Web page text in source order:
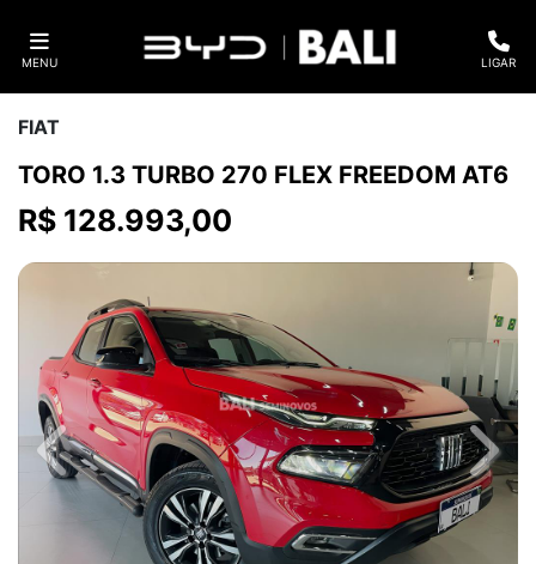
MENU LIGAR
FIAT
TORO 1.3 TURBO 270 FLEX FREEDOM AT6
R$ 128.993,00
Previous Next